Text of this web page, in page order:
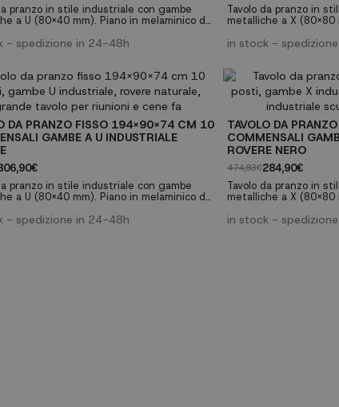
pranzo in stile industriale con gambe
a U (80x40 mm). Piano in melaminico da
per riunioni di famiglia o come tavolo da
✓ Capacità per 10
30mm di spessore ✓ Finitura rovere chiaro
- spedizione in 24-48h
Tavolo da pranzo in
metalliche a X (80x80
Perfetto per riunioni di
lavoro
Piano da 30mm di
nero
in stock -
DA PRANZO FISSO 194X90X74 CM 10
GAMBE A U INDUSTRIALE
pranzo in stile industriale con gambe
a U (80x40 mm). Piano in melaminico da
per riunioni di famiglia o come tavolo da
✓ Capacità per 10
- spedizione in 24-48h
TAVOLO DA
COMMENSALI
ROVERE NERO
474,83€284,90€
Tavolo da pranzo in
metalliche a X (80x80
Perfetto per riunioni di
lavoro
in stock -